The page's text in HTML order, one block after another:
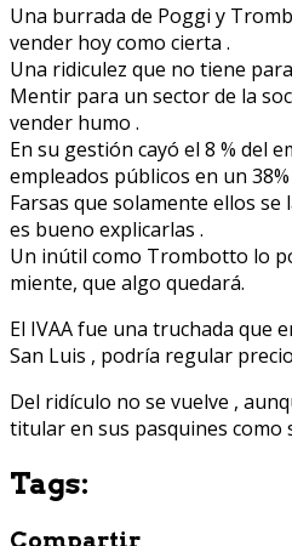
Una burrada de Poggi y
vender hoy como cierta .
Una ridiculez que no tiene
Mentir para un sector de la
vender humo .
En su gestión cayó el 8 % del
empleados públicos en un 38%
Farsas que solamente ellos
es bueno explicarlas .
Un inútil como Trombotto lo
miente, que algo quedará.
El IVAA fue una truchada que
San Luis , podría regular
Del ridículo no se vuelve ,
titular en sus pasquines como
Tags:
Compartir